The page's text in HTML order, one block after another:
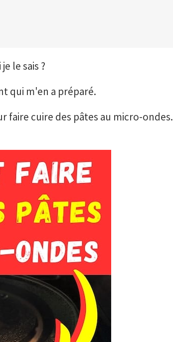
le sais ?
qui m'en a préparé.
faire cuire des pâtes au micro-ondes.